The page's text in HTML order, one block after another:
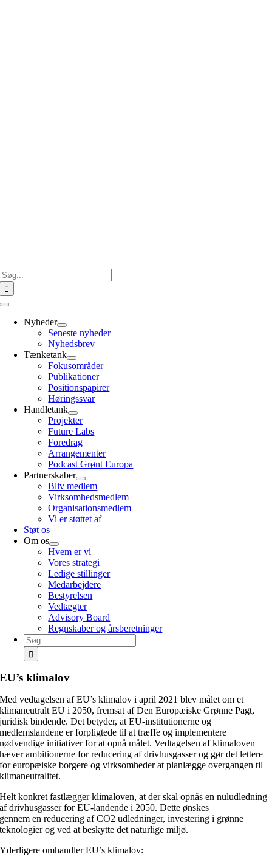
Toggle
NavigationNyheder
Seneste nyheder
Nyhedsbrev
Tænketank
Fokusområder
Publikationer
Positionspapirer
Høringssvar
Handletank
Projekter
Future Labs
Foredrag
Arrangementer
Podcast Grønt Europa
Partnerskaber
Bliv medlem
Virksomhedsmedlem
Organisationsmedlem
Vi er støttet af
Støt os
Om os
Hvem er vi
Vores strategi
Ledige stillinger
Medarbejdere
Bestyrelsen
Vedtægter
Advisory Board
Regnskaber og årsberetninger
Søg
efter:
EU’s klimalov
Med vedtagelsen af EU’s klimalov i april 2021 blev målet om et
klimaneutralt EU i 2050, fremsat af Den Europæiske Grønne Pagt,
juridisk bindende. Det betyder, at EU-institutionerne og
medlemslandene er forpligtede til at træffe og implementere
nødvendige initiativer for at opnå målet. Vedtagelsen af klimaloven
hæver ambitionerne for reducering af drivhusgasser og gør det lettere
for europæiske borgere og virksomheder at planlægge overgangen til
klimaneutralitet.
Helt konkret fastlægger klimaloven, at der skal opnås en nuludledning
af drivhusgasser for EU-landende i 2050. Dette ønskes
gennem en reducering af CO2 udledninger, investering i grønne
teknologier og ved at beskytte det naturlige miljø.
Yderligere omhandler EU’s klimalov: